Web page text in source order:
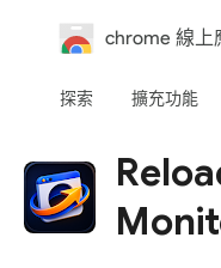
chrome 線上
探索 擴充功能